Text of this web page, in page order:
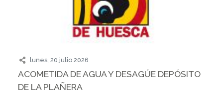
lunes, 20 julio 2026
ACOMETIDA DE AGUA Y DESAGÚE DEPÓSITO
DE LA PLAÑERA